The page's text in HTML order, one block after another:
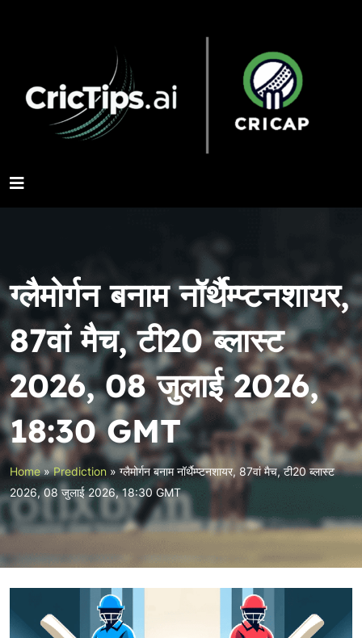
ग्लैमोर्गन बनाम नॉर्थैम्प्टनशायर,
87वां मैच, टी20 ब्लास्ट
2026, 08 जुलाई 2026,
18:30 GMT
Home»Prediction »ग्लैमोर्गन बनाम नॉर्थैम्प्टनशायर, 87वां मैच, टी20 ब्लास्ट
2026, 08 जुलाई 2026, 18:30 GMT